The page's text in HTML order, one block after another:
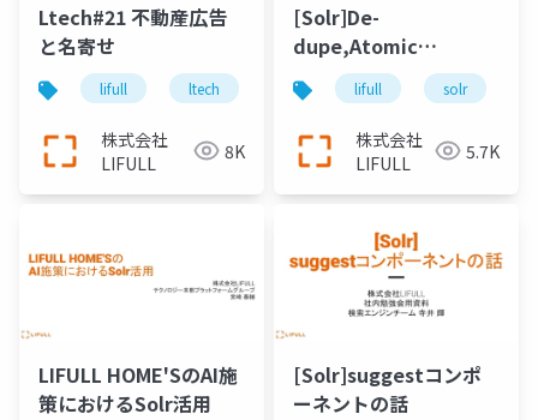
Ltech#21 不動産広告
と名寄せ
lifull ltech solr 不動産広告
株式会社
LIFULL
8K
[Solr]De-
dupe,Atomic
Updates,In-Place
Updates and
Optimistic
Concurrency
lifull solr
株式会社
LIFULL
5.7K
LIFULL HOME'SのAI施
策におけるSolr活用
[Solr]suggestコンポ
ーネントの話